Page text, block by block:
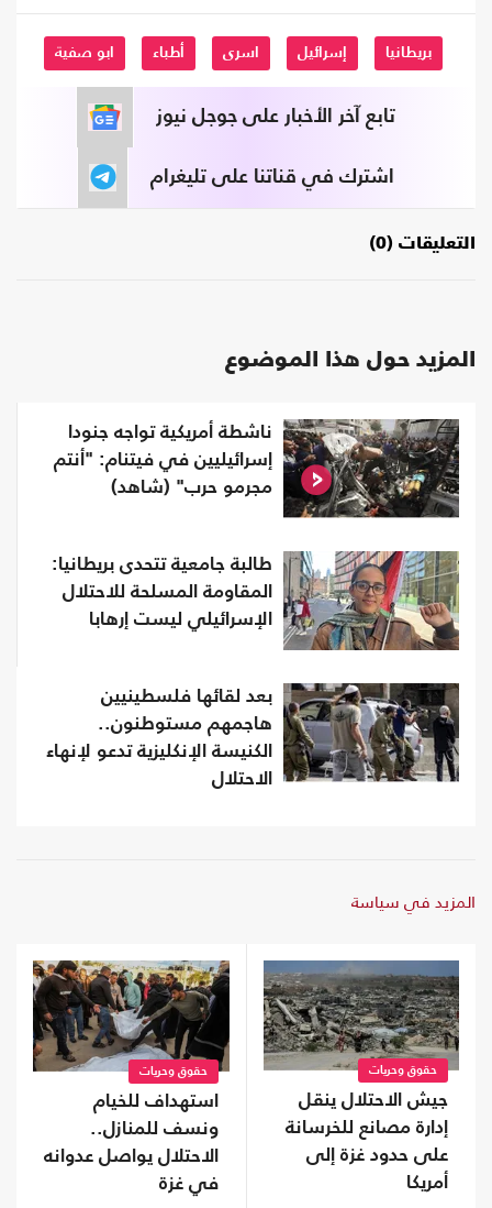
بريطانيا إسرائيل اسرى أطباء ابو صفية
تابع آخر الأخبار على جوجل نيوز
اشترك في قناتنا على تليغرام
التعليقات (0)
المزيد حول هذا الموضوع
ناشطة أمريكية تواجه جنودا
إسرائيليين في فيتنام: "أنتم
مجرمو حرب" (شاهد)
طالبة جامعية تتحدى بريطانيا:
المقاومة المسلحة للاحتلال
الإسرائيلي ليست إرهابا
بعد لقائها فلسطينيين
هاجمهم مستوطنون..
الكنيسة الإنكليزية تدعو لإنهاء
الاحتلال
المزيد في سياسة
حقوق وحريات
جيش الاحتلال ينقل
إدارة مصانع للخرسانة
على حدود غزة إلى
أمريكا
حقوق وحريات
استهداف للخيام
ونسف للمنازل..
الاحتلال يواصل عدوانه
في غزة